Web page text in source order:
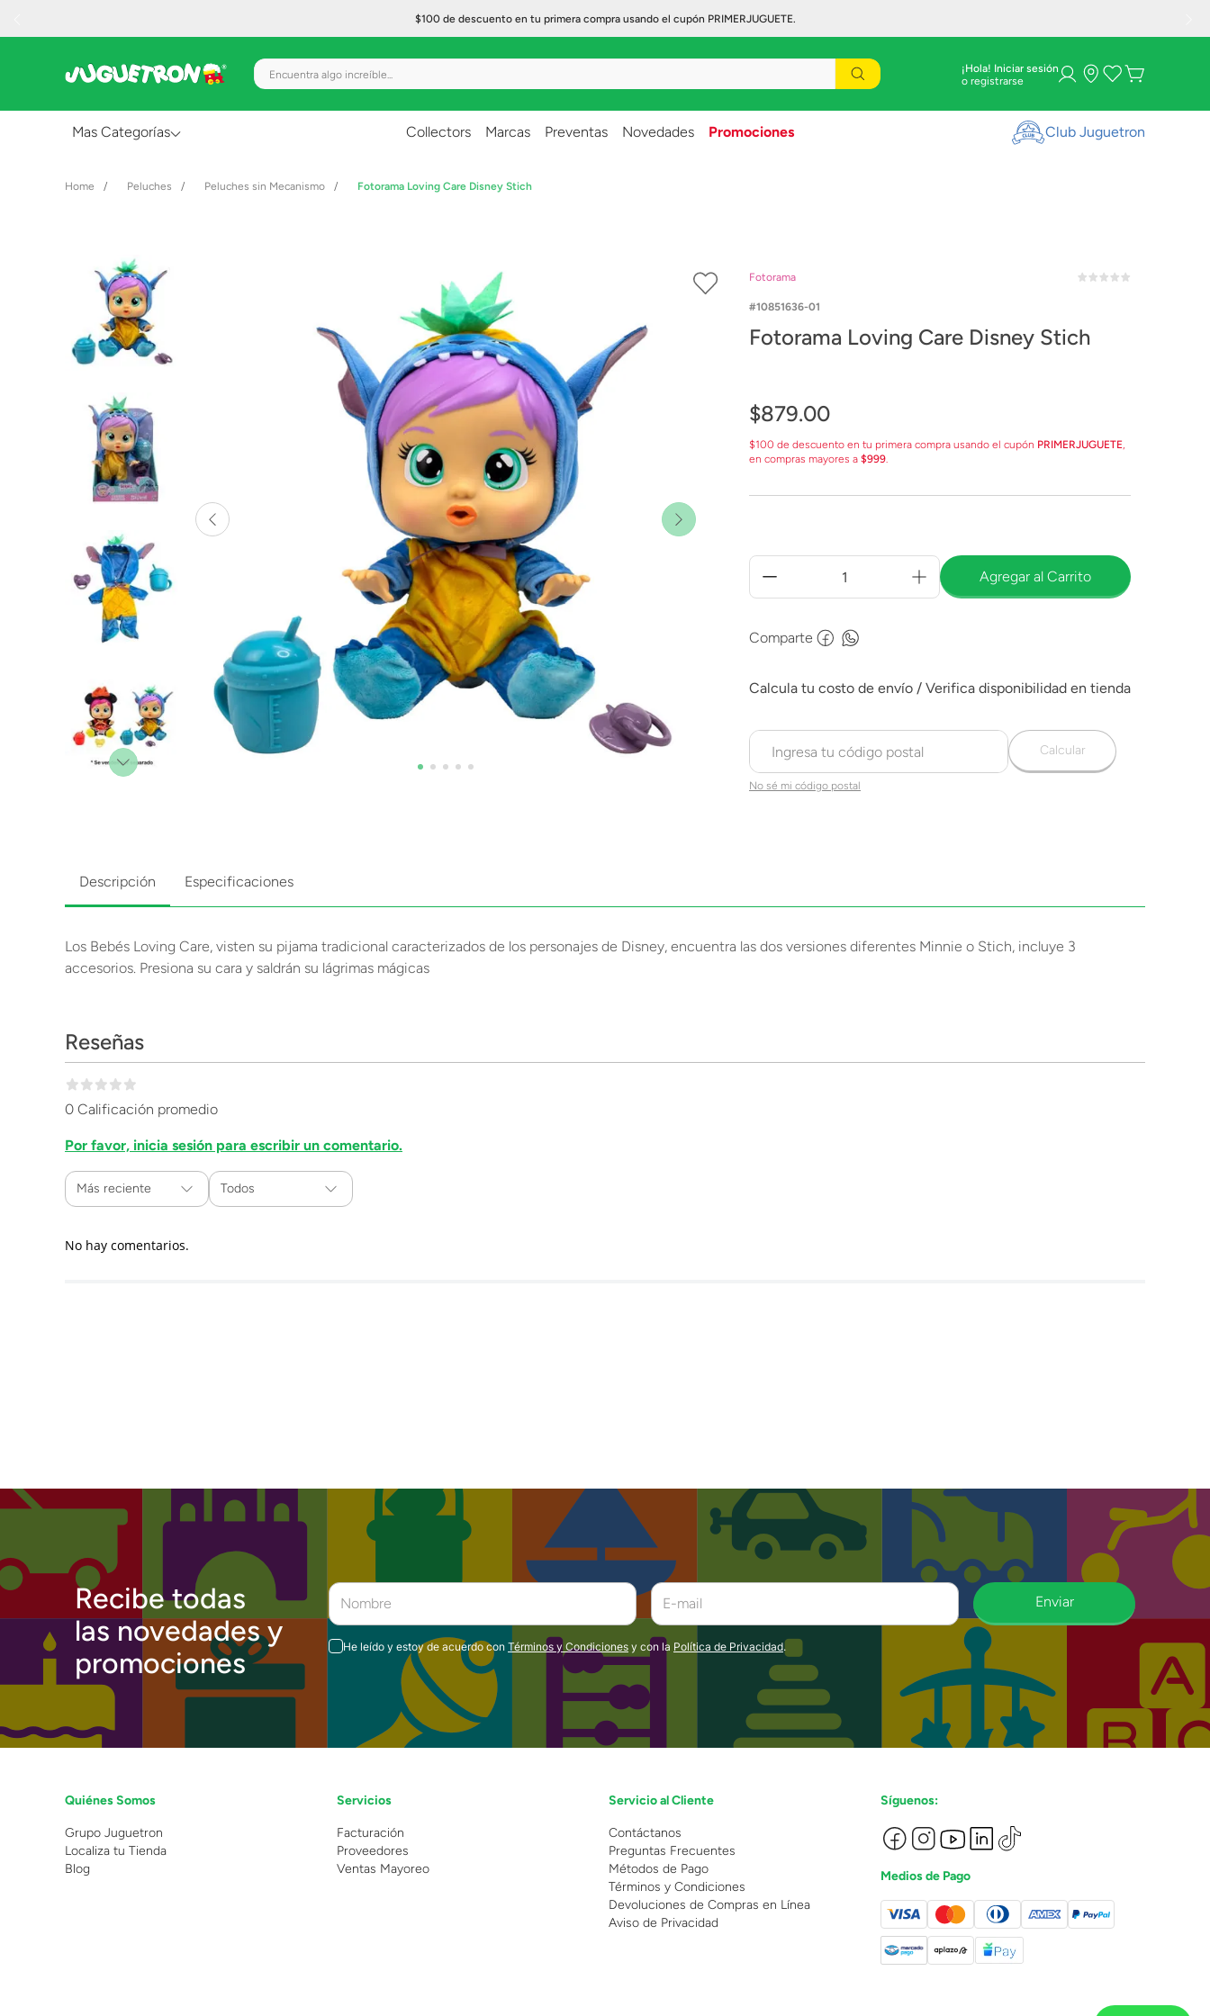
$100 de descuento en tu primera compra usando el cupón PRIMERJUGUETE.
Encuentra algo increíble... ¡Hola! Iniciar sesión
Mas Categorías
Creatividad y Arte
Figuras de Acción
Gadgets y Electrónicos
Lanzadores
Muñecas
Construcción
Vehículos y Pistas
Collectors Marcas Preventas Novedades Promociones Club Juguetron
Peluches Peluches sin Mecanismo Fotorama Loving Care Disney Stich
Fotorama
10851636-01
Fotorama Loving Care Disney Stich
$879.00
$100 de descuento en tu primera compra usando el cupón PRIMERJUGUETE,
en compras mayores a $999.
Agregar al Carrito
Comparte
No sé mi código postal
Calcular
Descripción Especificaciones
Los Bebés Loving Care, visten su pijama tradicional caracterizados de los personajes de Disney, encuentra las dos versiones diferentes Minnie o Stich, incluye 3
accesorios. Presiona su cara y saldrán su lágrimas mágicas
Reseñas
0 Calificación promedio
Por favor, inicia sesión para escribir un comentario.
Más reciente Todos
No hay comentarios.
Recibe todas
las novedades y
promociones
Enviar
He leído y estoy de acuerdo con Términos y Condiciones y con la Política de Privacidad.
Quiénes Somos
Grupo Juguetron
Localiza tu Tienda
Blog
Servicios
Facturación
Proveedores
Ventas Mayoreo
Servicio al Cliente
Contáctanos
Preguntas Frecuentes
Métodos de Pago
Términos y Condiciones
Devoluciones de Compras en Línea
Aviso de Privacidad
Síguenos:
Medios de Pago